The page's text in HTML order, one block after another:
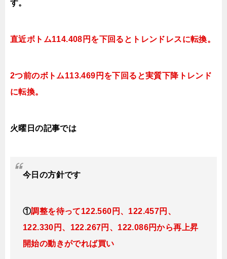
す。
直近ボトム114.408円を下回ると トレンドレスに転換。
2つ前のボトム113.469円を下回ると実質下降トレンド
に転換。
火曜日の記事では
今日 の方針です
①調整を待って122.560円、122.457円、
122.330円、122.267円、122.086円から再上昇
開始の動きがでれば買い